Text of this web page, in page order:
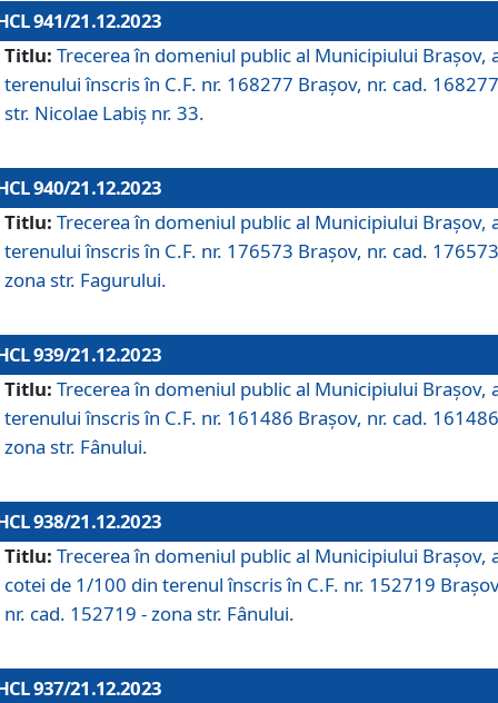
941/21.12.2023
Titlu: Trecerea în domeniul public al Municipiului Braşov,
terenului înscris în C.F. nr. 168277 Brașov, nr. cad.
str. Nicolae Labiș nr. 33.
940/21.12.2023
Titlu: Trecerea în domeniul public al Municipiului Braşov,
terenului înscris în C.F. nr. 176573 Brașov, nr. cad.
zona str. Fagurului.
939/21.12.2023
Titlu: Trecerea în domeniul public al Municipiului Braşov,
terenului înscris în C.F. nr. 161486 Brașov, nr. cad.
zona str. Fânului.
938/21.12.2023
Titlu: Trecerea în domeniul public al Municipiului Braşov,
cotei de 1/100 din terenul înscris în C.F. nr. 152719
nr. cad. 152719 - zona str. Fânului.
937/21.12.2023